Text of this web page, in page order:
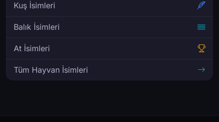
Kuş İsimleri
Balık İsimleri
At İsimleri
Tüm Hayvan İsimleri